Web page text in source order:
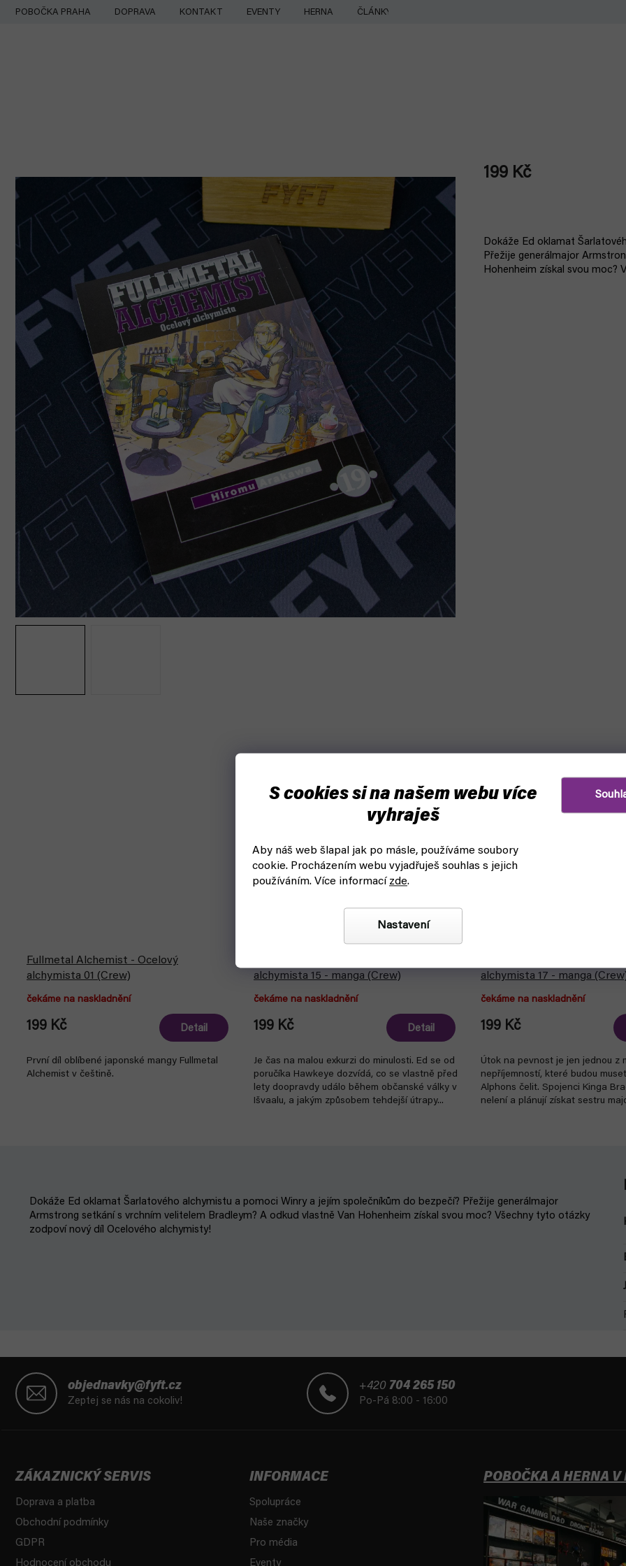
S cookies si na našem webu více
vyhraješ
Aby náš web šlapal jak po másle, používáme soubory
cookie. Procházením webu vyjadřuješ souhlas s jejich
používáním. Více informací zde.
Nastavení
Přejít
POBOČKA PRAHA DOPRAVA KONTAKT EVENTY HERNA ČLÁNKY
199 Kč
Dokáže Ed oklamat
Přežije generálmajor
Hohenheim získal svou moc?
Fullmetal Alchemist - Ocelový
alchymista 01 (Crew)
čekáme na naskladnění
199 Kč Detail
První díl oblíbené japonské mangy Fullmetal
Alchemist v češtině.
alchymista 15 - manga (Crew)
čekáme na naskladnění
199 Kč Detail
Je čas na malou exkurzi do minulosti. Ed se od
poručíka Hawkeye dozvídá, co se vlastně před
lety doopravdy událo během občanské války v
Išvaalu, a jakým způsobem tehdejší útrapy...
alchymista 17 - manga
čekáme na naskladnění
199 Kč
Útok na pevnost je jen jednou z
nepříjemností, které budou
Alphons čelit. Spojenci Kinga
nelení a plánují získat sestru
Dokáže Ed oklamat Šarlatového alchymistu a pomoci Winry a jejím společníkům do bezpečí? Přežije generálmajor
Armstrong setkání s vrchním velitelem Bradleym? A odkud vlastně Van Hohenheim získal svou moc? Všechny tyto otázky
zodpoví nový díl Ocelového alchymisty!
objednavky@fyft.cz
Zeptej se nás na cokoliv!
+420 704 265 150
Po-Pá 8:00 - 16:00
ZÁKAZNICKÝ SERVIS
Doprava a platba
Obchodní podmínky
GDPR
Hodnocení obchodu
INFORMACE
Spolupráce
Naše značky
Pro média
Eventy
POBOČKA A HERNA V